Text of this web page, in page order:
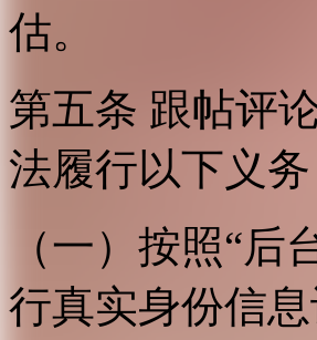
估。
第五条 跟帖评
法履行以下义务
（一）按照“
行真实身份信